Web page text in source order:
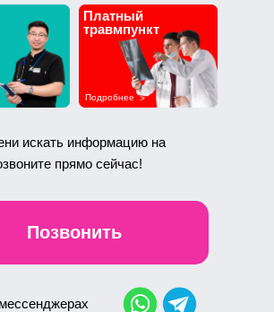
Платный
травмпункт
Позвонить
искать информацию на
прямо сейчас!
Подробнее >